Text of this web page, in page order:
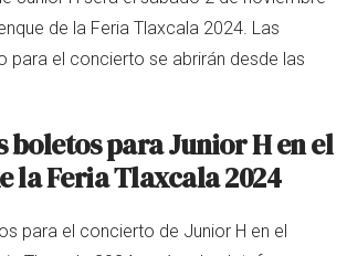
de la Feria Tlaxcala 2024. Las
para el concierto se abrirán desde las
boletos para Junior H en el
la Feria Tlaxcala 2024
para el concierto de Junior H en el